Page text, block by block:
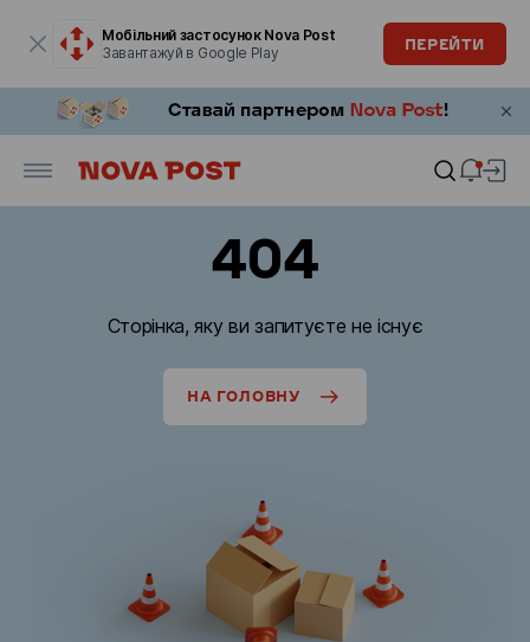
Мобільний застосунок Nova Post
Завантажуй в Google Play
ПЕРЕЙТИ
404
Сторінка, яку ви запитуєте не існує
НА ГОЛОВНУ